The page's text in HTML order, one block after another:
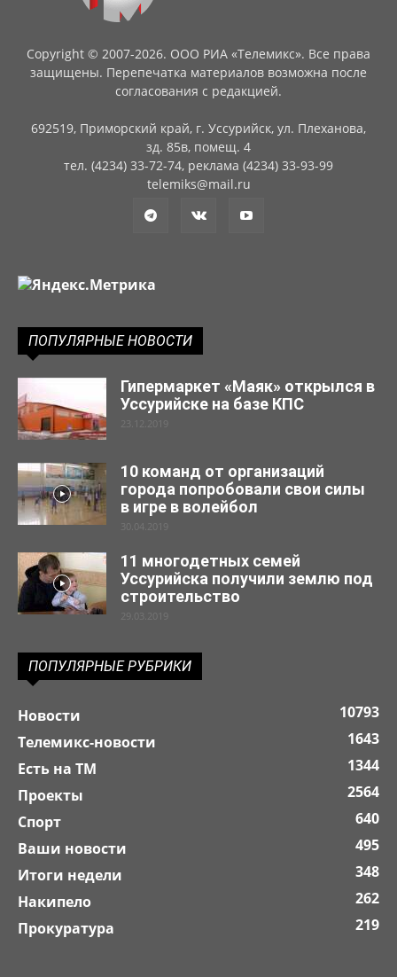
Copyright © 2007-2026. ООО РИА «Телемикс». Все права
защищены. Перепечатка материалов возможна после
согласования с редакцией.
692519, Приморский край, г. Уссурийск, ул. Плеханова,
зд. 85в, помещ. 4
тел. (4234) 33-72-74, реклама (4234) 33-93-99
telemiks@mail.ru
ПОПУЛЯРНЫЕ НОВОСТИ
Гипермаркет «Маяк» открылся в
Уссурийске на базе КПС
23.12.2019
10 команд от организаций
города попробовали свои силы
в игре в волейбол
30.04.2019
11 многодетных семей
Уссурийска получили землю под
строительство
29.03.2019
ПОПУЛЯРНЫЕ РУБРИКИ
Новости
10793
Телемикс-новости
1643
Есть на ТМ
1344
Проекты
2564
Спорт
640
Ваши новости
495
Итоги недели
348
Накипело
262
Прокуратура
219